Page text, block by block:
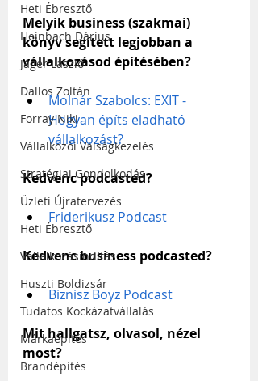
Heti Ébresztő
Heinbach Dárius
Jáger László
Dallos Zoltán
Forray Niki
Vállalkozói Válságkezelés
Stratégiai Gondolkodás
Üzleti Újratervezés
Heti Ébresztő
Vállalkozásindítás
Huszti Boldizsár
Tudatos Kockázatvállalás
Márkaépítés
Brandépítés
Melyik business (szakmai)
könyv segített legjobban a
vállalkozásod építésében?
Molnár Szabolcs: EXIT -
Hogyan építs eladható
vállalkozást?
Kedvenc podcasted?
Friderikusz Podcast
Kedvenc business podcasted?
Biznisz Boyz Podcast
Mit hallgatsz, olvasol, nézel
most?